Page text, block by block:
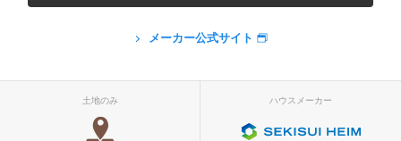
メーカー公式サイト
土地のみ ハウスメーカー